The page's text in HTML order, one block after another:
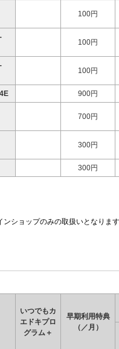
100円
100円
100円
900円
700円
300円
300円
ンショップのみの取扱いとなります
いつでもカ
エドキプロ
グラム＋
早期利用特典
（／月）